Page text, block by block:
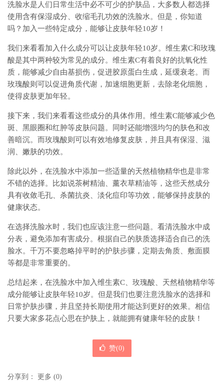
洗脸水是人们日常生活中必不可少的护肤品，大多数人都选择
使用含有保湿成分、收缩毛孔功效的洗脸水。但是，你知道
吗？加入一些特定成分，能够让皮肤年轻10岁！
我们来看看加入什么成分可以让皮肤年轻10岁。维生素C和玫瑰
酸是其中两种较为常见的成分。维生素C有着良好的抗氧化性
质，能够减少自由基损伤，促进胶原蛋白生成，延缓衰老。而
玫瑰酸则可以促进角质代谢，加速细胞更新，去除老化细胞，
使得皮肤更加年轻。
接下来，我们来看看这些成分的具体作用。维生素C能够减少色
斑、黑眼圈和红肿等皮肤问题。同时还能增强均匀的肤色和改
善暗沉。而玫瑰酸则可以有效地修复皮肤，并且具有保湿、滋
润、嫩肤的功效。
除此以外，在洗脸水中添加一些适量的天然植物精华也是非常
不错的选择。比如说茶树精油、薰衣草精油等，这些天然成分
具有收敛毛孔、杀菌抗炎、淡化痘印等功效，能够保持皮肤的
健康状态。
在选择洗脸水时，我们也应该注意一些问题。看清洗脸水中成
分表，避免添加有害成分。根据自己的肤质选择适合自己的洗
脸水。千万不要忽略掉平时的护肤步骤，定期去角质、敷面膜
等都是非常重要的。
总结起来，在洗脸水中加入维生素C、玫瑰酸、天然植物精华等
成分能够让皮肤年轻10岁。但是我们也要注意洗脸水的选择和
日常护肤步骤，并且坚持长期使用才能达到更好的效果。相信
只要大家多花点心思在护肤上，就能拥有健康年轻的皮肤！
赞(0)
分享到： 更多 (0)